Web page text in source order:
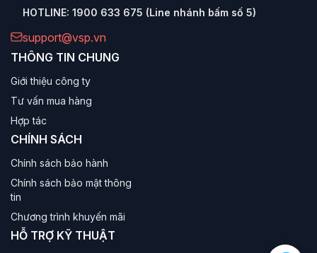
HOTLINE: 1900 633 675 (Line nhánh bấm số 5)
support@vsp.vn
THÔNG TIN CHUNG
Giới thiệu công ty
Tư vấn mua hàng
Hợp tác
CHÍNH SÁCH
Chính sách bảo hành
Chính sách bảo mật thông
tin
Chương trình khuyến mãi
HỖ TRỢ KỸ THUẬT